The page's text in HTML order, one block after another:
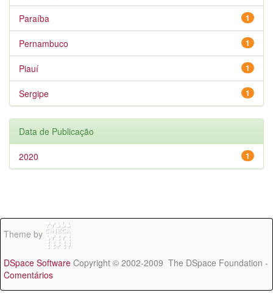
1
Paraíba
1
Pernambuco
1
Piauí
1
Sergipe
Data de Publicação
1
2020
Theme by
DSpace Software Copyright © 2002-2009 The DSpace Foundation -
Comentários